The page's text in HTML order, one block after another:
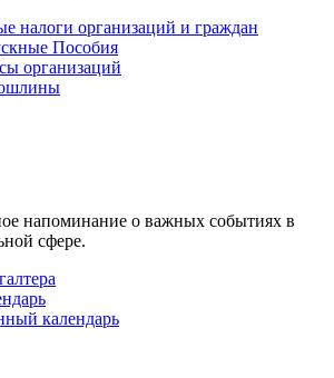
налоги организаций и граждан
Пособия
организаций
напоминание о важных событиях в
сфере.
календарь